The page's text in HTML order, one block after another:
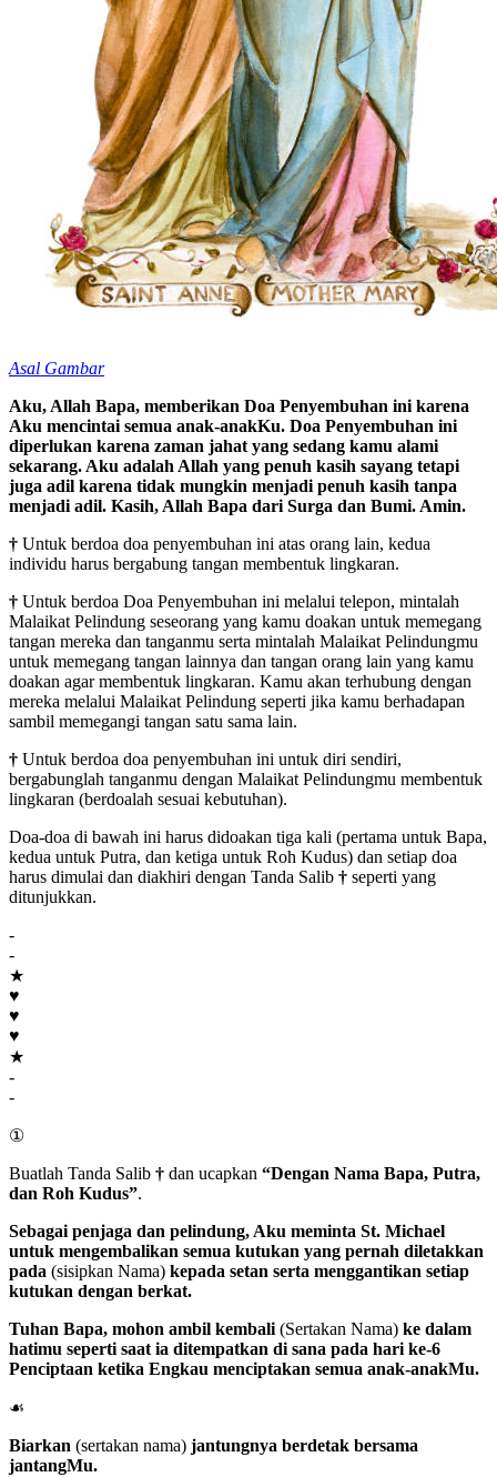
Asal Gambar
Aku, Allah Bapa, memberikan Doa Penyembuhan ini karena
Aku mencintai semua anak-anakKu. Doa Penyembuhan ini
diperlukan karena zaman jahat yang sedang kamu alami
sekarang. Aku adalah Allah yang penuh kasih sayang tetapi
juga adil karena tidak mungkin menjadi penuh kasih tanpa
menjadi adil. Kasih, Allah Bapa dari Surga dan Bumi. Amin.
† Untuk berdoa doa penyembuhan ini atas orang lain, kedua
individu harus bergabung tangan membentuk lingkaran.
† Untuk berdoa Doa Penyembuhan ini melalui telepon, mintalah
Malaikat Pelindung seseorang yang kamu doakan untuk memegang
tangan mereka dan tanganmu serta mintalah Malaikat Pelindungmu
untuk memegang tangan lainnya dan tangan orang lain yang kamu
doakan agar membentuk lingkaran. Kamu akan terhubung dengan
mereka melalui Malaikat Pelindung seperti jika kamu berhadapan
sambil memegangi tangan satu sama lain.
† Untuk berdoa doa penyembuhan ini untuk diri sendiri,
bergabunglah tanganmu dengan Malaikat Pelindungmu membentuk
lingkaran (berdoalah sesuai kebutuhan).
Doa-doa di bawah ini harus didoakan tiga kali (pertama untuk Bapa,
kedua untuk Putra, dan ketiga untuk Roh Kudus) dan setiap doa
harus dimulai dan diakhiri dengan Tanda Salib † seperti yang
ditunjukkan.
-
-
★
♥
♥
♥
★
-
-
①
Buatlah Tanda Salib † dan ucapkan “Dengan Nama Bapa, Putra,
dan Roh Kudus”.
Sebagai penjaga dan pelindung, Aku meminta St. Michael
untuk mengembalikan semua kutukan yang pernah diletakkan
pada (sisipkan Nama) kepada setan serta menggantikan setiap
kutukan dengan berkat.
Tuhan Bapa, mohon ambil kembali (Sertakan Nama) ke dalam
hatimu seperti saat ia ditempatkan di sana pada hari ke-6
Penciptaan ketika Engkau menciptakan semua anak-anakMu.
☙
Biarkan (sertakan nama) jantungnya berdetak bersama
jantangMu.